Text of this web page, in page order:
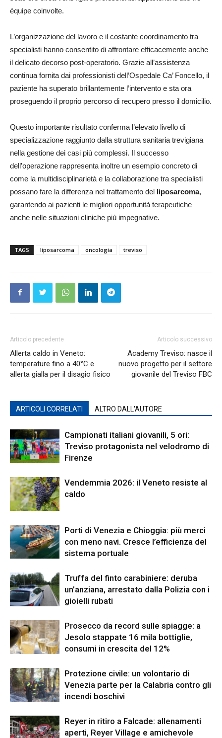
équipe coinvolte.
L’organizzazione del lavoro e il costante coordinamento tra
specialisti hanno consentito di affrontare efficacemente anche
il delicato decorso post-operatorio. Grazie all’assistenza
continua fornita dai professionisti dell’Ospedale Ca’ Foncello, il
paziente ha superato brillantemente l’intervento e sta ora
proseguendo il proprio percorso di recupero presso il domicilio.
Questo importante risultato conferma l’elevato livello di
specializzazione raggiunto dalla struttura sanitaria trevigiana
nella gestione dei casi più complessi. Il successo
dell’operazione rappresenta inoltre un esempio concreto di
come la multidisciplinarietà e la collaborazione tra specialisti
possano fare la differenza nel trattamento del liposarcoma,
garantendo ai pazienti le migliori opportunità terapeutiche
anche nelle situazioni cliniche più impegnative.
TAGS liposarcoma oncologia treviso
Articolo precedente
Allerta caldo in Veneto:
temperature fino a 40°C e
allerta gialla per il disagio fisico
Articolo successivo
Academy Treviso: nasce il
nuovo progetto per il settore
giovanile del Treviso FBC
ARTICOLI CORRELATI ALTRO DALL'AUTORE
Campionati italiani giovanili, 5 ori:
Treviso protagonista nel velodromo di
Firenze
Vendemmia 2026: il Veneto resiste al
caldo
Porti di Venezia e Chioggia: più merci
con meno navi. Cresce l’efficienza del
sistema portuale
Truffa del finto carabiniere: deruba
un’anziana, arrestato dalla Polizia con i
gioielli rubati
Prosecco da record sulle spiagge: a
Jesolo stappate 16 mila bottiglie,
consumi in crescita del 12%
Protezione civile: un volontario di
Venezia parte per la Calabria contro gli
incendi boschivi
Reyer in ritiro a Falcade: allenamenti
aperti, Reyer Village e amichevole